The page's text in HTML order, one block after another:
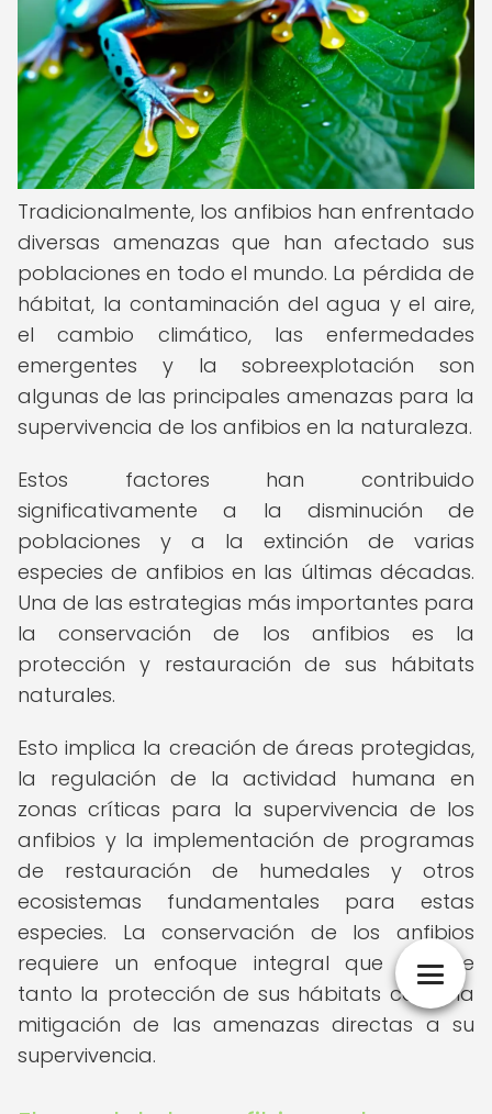
Tradicionalmente, los anfibios han enfrentado
diversas amenazas que han afectado sus
poblaciones en todo el mundo. La pérdida de
hábitat, la contaminación del agua y el aire,
el cambio climático, las enfermedades
emergentes y la sobreexplotación son
algunas de las principales amenazas para la
supervivencia de los anfibios en la naturaleza.
Estos factores han contribuido
significativamente a la disminución de
poblaciones y a la extinción de varias
especies de anfibios en las últimas décadas.
Una de las estrategias más importantes para
la conservación de los anfibios es la
protección y restauración de sus hábitats
naturales.
Esto implica la creación de áreas protegidas,
la regulación de la actividad humana en
zonas críticas para la supervivencia de los
anfibios y la implementación de programas
de restauración de humedales y otros
ecosistemas fundamentales para estas
especies. La conservación de los anfibios
requiere un enfoque integral que aborde
tanto la protección de sus hábitats como la
mitigación de las amenazas directas a su
supervivencia.